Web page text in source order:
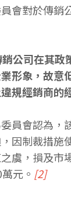
會對於傳銷
公司在其政
形象，故意
規經銷商的
員會認為，
因制裁措施
虞，損及市
元。 [2]